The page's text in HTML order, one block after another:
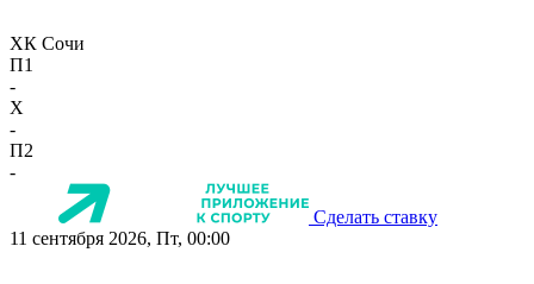
ХК Сочи
П1
-
X
-
П2
-
Сделать ставку
11 сентября 2026, Пт, 00:00